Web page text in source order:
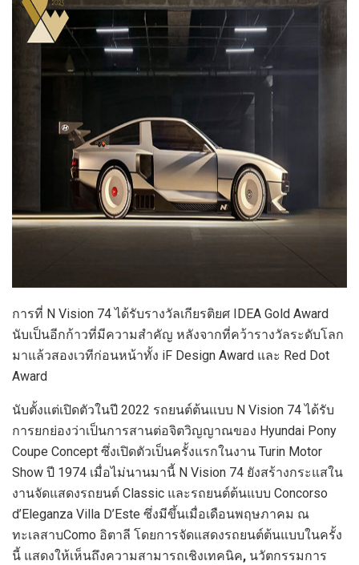
การที่ N Vision 74 ได้รับรางวัลเกียรติยศ IDEA Gold Award
นับเป็นอีกก้าวที่มีความสำคัญ หลังจากที่คว้ารางวัลระดับโลก
มาแล้วสองเวทีก่อนหน้าทั้ง iF Design Award และ Red Dot
Award
นับตั้งแต่เปิดตัวในปี 2022 รถยนต์ต้นแบบ N Vision 74 ได้รับ
การยกย่องว่าเป็นการสานต่อจิตวิญญาณของ Hyundai Pony
Coupe Concept ซึ่งเปิดตัวเป็นครั้งแรกในงาน Turin Motor
Show ปี 1974 เมื่อไม่นานมานี้ N Vision 74 ยังสร้างกระแสใน
งานจัดแสดงรถยนต์ Classic และรถยนต์ต้นแบบ Concorso
d’Eleganza Villa D’Este ซึ่งมีขึ้นเมื่อเดือนพฤษภาคม ณ
ทะเลสาบComo อิตาลี โดยการจัดแสดงรถยนต์ต้นแบบในครั้ง
นี้ แสดงให้เห็นถึงความสามารถเชิงเทคนิค, นวัตกรรมการ